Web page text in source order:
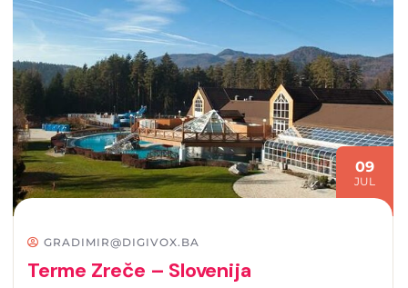
09
JUL
GRADIMIR@DIGIVOX.BA
Terme Zreče – Slovenija